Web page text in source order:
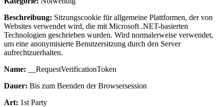
Beschreibung: Sitzungscookie für allgemeine Plattformen, der von
Websites verwendet wird, die mit Microsoft .NET-basierten
Technologien geschrieben wurden. Wird normalerweise verwendet,
um eine anonymisierte Benutzersitzung durch den Server
aufrechtzuerhalten.
Name: __RequestVerificationToken
Dauer: Bis zum Beenden der Browsersession
Art: 1st Party